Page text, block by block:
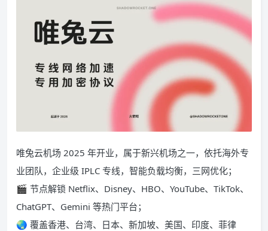
唯兔云机场 2025 年开业，属于新兴机场之一，依托海外专
业团队，企业级 IPLC 专线，智能负载均衡，三网优化；
🎬 节点解锁 Netflix、Disney、HBO、YouTube、TikTok、
ChatGPT、Gemini 等热门平台；
🌏 覆盖香港、台湾、日本、新加坡、美国、印度、菲律